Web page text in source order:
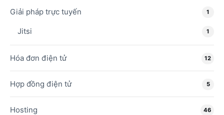
Giải pháp trực tuyến 1
Jitsi 1
Hóa đơn điện tử 12
Hợp đồng điện tử 5
Hosting 46